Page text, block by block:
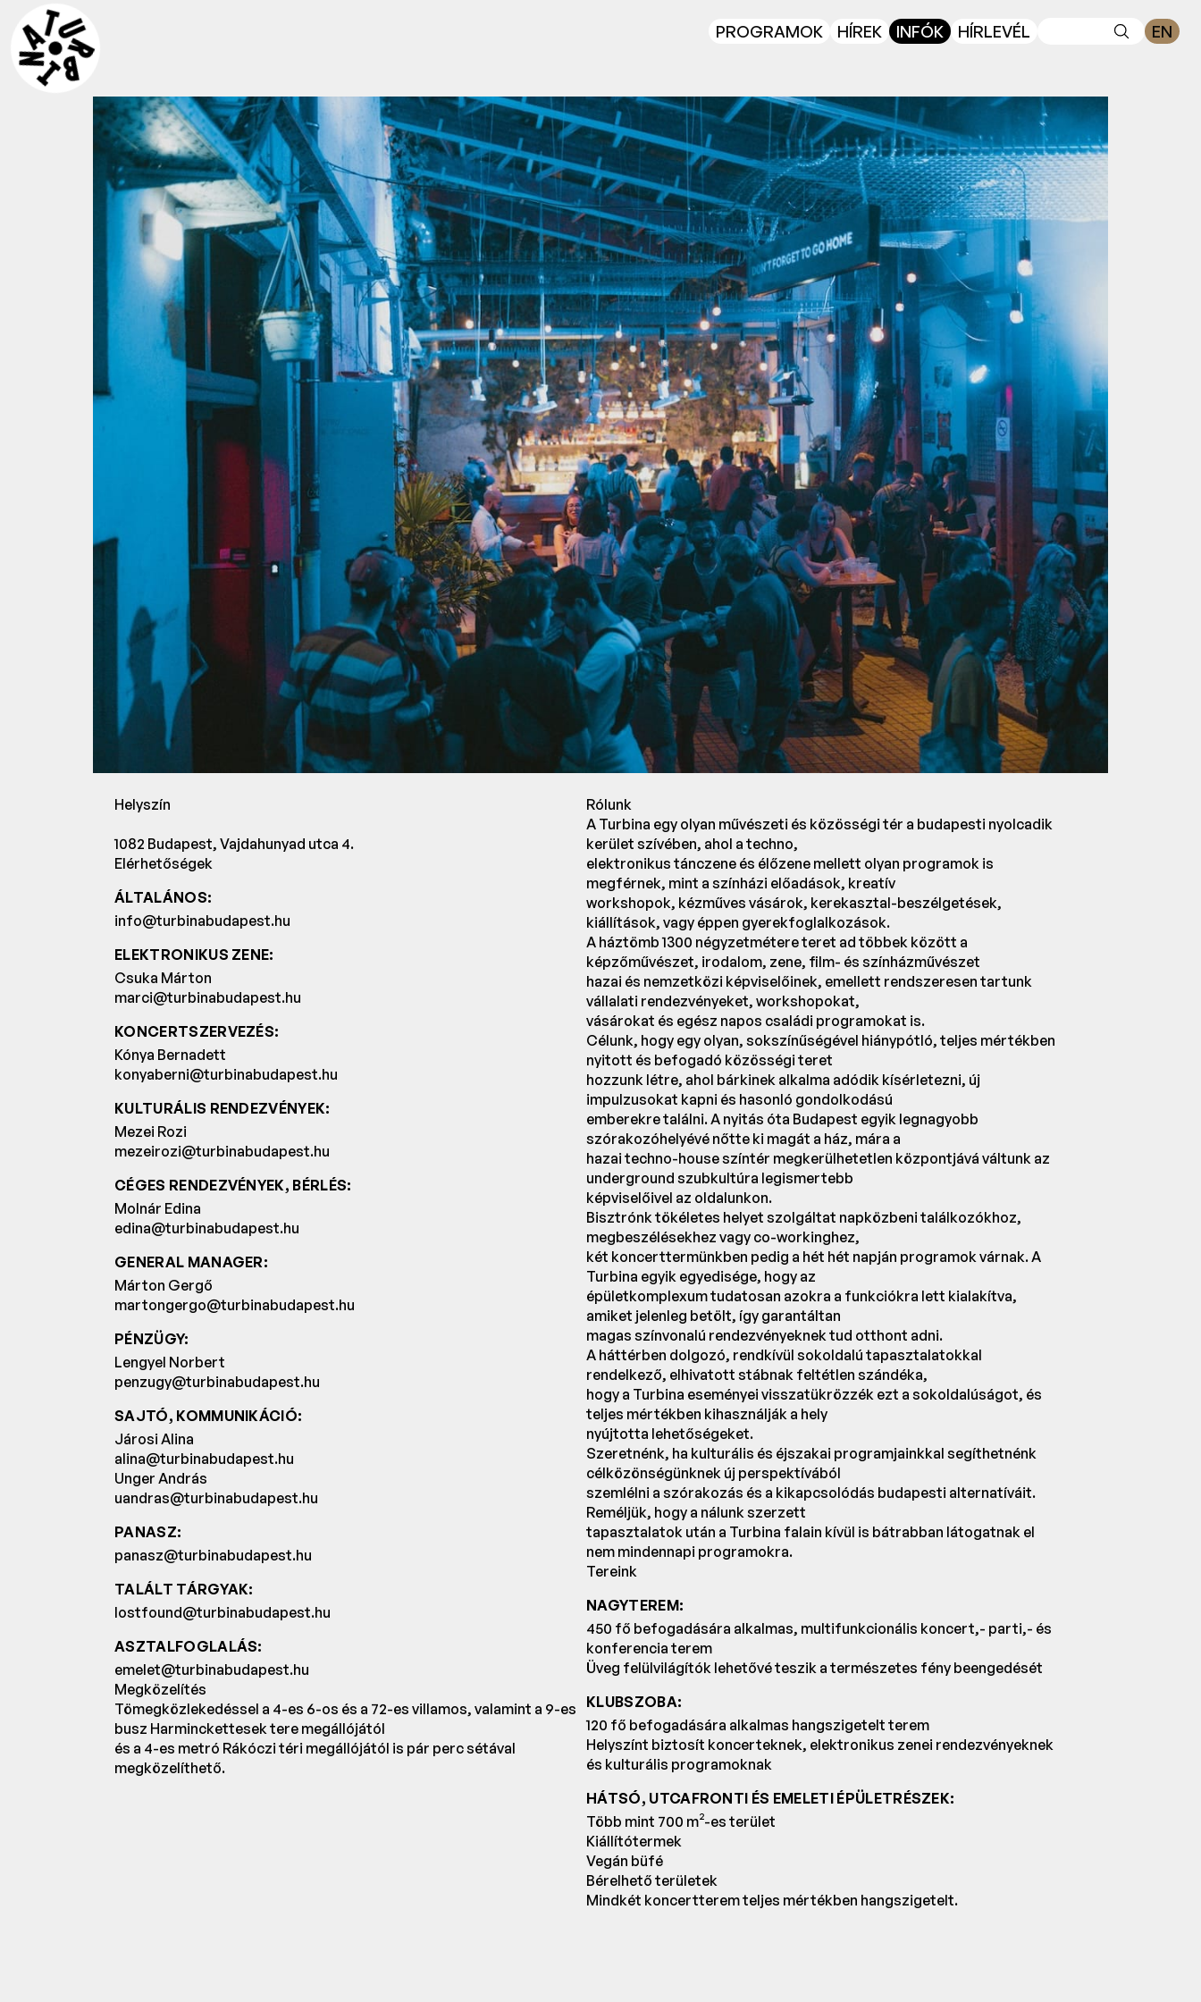
PROGRAMOK HÍREK INFÓK HÍRLEVÉL EN
Helyszín
1082 Budapest, Vajdahunyad utca 4.
Elérhetőségek
ÁLTALÁNOS:
info@turbinabudapest.hu
ELEKTRONIKUS ZENE:
Csuka Márton
marci@turbinabudapest.hu
KONCERTSZERVEZÉS:
Kónya Bernadett
konyaberni@turbinabudapest.hu
KULTURÁLIS RENDEZVÉNYEK:
Mezei Rozi
mezeirozi@turbinabudapest.hu
CÉGES RENDEZVÉNYEK, BÉRLÉS:
Molnár Edina
edina@turbinabudapest.hu
GENERAL MANAGER:
Márton Gergő
martongergo@turbinabudapest.hu
PÉNZÜGY:
Lengyel Norbert
penzugy@turbinabudapest.hu
SAJTÓ, KOMMUNIKÁCIÓ:
Járosi Alina
alina@turbinabudapest.hu
Unger András
uandras@turbinabudapest.hu
PANASZ:
panasz@turbinabudapest.hu
TALÁLT TÁRGYAK:
lostfound@turbinabudapest.hu
ASZTALFOGLALÁS:
emelet@turbinabudapest.hu
Megközelítés
Tömegközlekedéssel a 4-es 6-os és a 72-es villamos, valamint a 9-es
busz Harminckettesek tere megállójától
és a 4-es metró Rákóczi téri megállójától is pár perc sétával
megközelíthető.
Rólunk
A Turbina egy olyan művészeti és közösségi tér a budapesti nyolcadik
kerület szívében, ahol a techno,
elektronikus tánczene és élőzene mellett olyan programok is
megférnek, mint a színházi előadások, kreatív
workshopok, kézműves vásárok, kerekasztal-beszélgetések,
kiállítások, vagy éppen gyerekfoglalkozások.
A háztömb 1300 négyzetmétere teret ad többek között a
képzőművészet, irodalom, zene, film- és színházművészet
hazai és nemzetközi képviselőinek, emellett rendszeresen tartunk
vállalati rendezvényeket, workshopokat,
vásárokat és egész napos családi programokat is.
Célunk, hogy egy olyan, sokszínűségével hiánypótló, teljes mértékben
nyitott és befogadó közösségi teret
hozzunk létre, ahol bárkinek alkalma adódik kísérletezni, új
impulzusokat kapni és hasonló gondolkodású
emberekre találni. A nyitás óta Budapest egyik legnagyobb
szórakozóhelyévé nőtte ki magát a ház, mára a
hazai techno-house színtér megkerülhetetlen központjává váltunk az
underground szubkultúra legismertebb
képviselőivel az oldalunkon.
Bisztrónk tökéletes helyet szolgáltat napközbeni találkozókhoz,
megbeszélésekhez vagy co-workinghez,
két koncerttermünkben pedig a hét hét napján programok várnak. A
Turbina egyik egyedisége, hogy az
épületkomplexum tudatosan azokra a funkciókra lett kialakítva,
amiket jelenleg betölt, így garantáltan
magas színvonalú rendezvényeknek tud otthont adni.
A háttérben dolgozó, rendkívül sokoldalú tapasztalatokkal
rendelkező, elhivatott stábnak feltétlen szándéka,
hogy a Turbina eseményei visszatükrözzék ezt a sokoldalúságot, és
teljes mértékben kihasználják a hely
nyújtotta lehetőségeket.
Szeretnénk, ha kulturális és éjszakai programjainkkal segíthetnénk
célközönségünknek új perspektívából
szemlélni a szórakozás és a kikapcsolódás budapesti alternatíváit.
Reméljük, hogy a nálunk szerzett
tapasztalatok után a Turbina falain kívül is bátrabban látogatnak el
nem mindennapi programokra.
Tereink
NAGYTEREM:
450 fő befogadására alkalmas, multifunkcionális koncert,- parti,- és
konferencia terem
Üveg felülvilágítók lehetővé teszik a természetes fény beengedését
KLUBSZOBA:
120 fő befogadására alkalmas hangszigetelt terem
Helyszínt biztosít koncerteknek, elektronikus zenei rendezvényeknek
és kulturális programoknak
HÁTSÓ, UTCAFRONTI ÉS EMELETI ÉPÜLETRÉSZEK:
Több mint 700 m²-es terület
Kiállítótermek
Vegán büfé
Bérelhető területek
Mindkét koncertterem teljes mértékben hangszigetelt.